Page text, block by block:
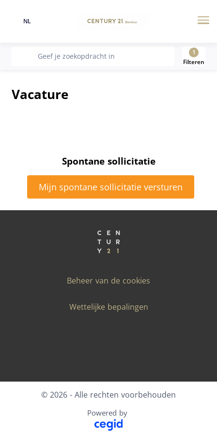
Taal
NL
recherche
Geef je zoekopdracht in
1
Filteren
Vacature
Spontane sollicitatie
Mijn spontane sollicitatie versturen
Beheer van de cookies
Wettelijke bepalingen
© 2026 - Alle rechten voorbehouden
Powered by